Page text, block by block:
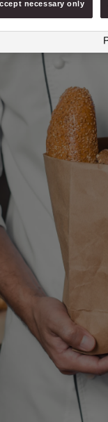
necessary only